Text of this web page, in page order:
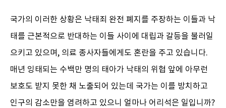
국가의 이러한 상황은 낙태죄 완전 폐지를 주장하는 이들과 낙
태를 근본적으로 반대하는 이들 사이에 대립과 갈등을 불러일
으키고 있으며, 의료 종사자들에게도 혼란을 주고 있습니다.
매년 잉태되는 수백만 명의 태아가 낙태의 위협 앞에 아무런
보호도 받지 못한 채 노출되어 있는데 국가는 이를 방치하고
인구의 감소만을 염려하고 있으니 얼마나 어리석은 일입니까?